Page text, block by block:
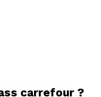
carrefour ?